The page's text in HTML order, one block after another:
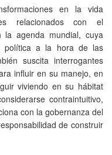
en la vida
relacionados con el
la agenda mundial, cuya
política a la hora de las
suscita interrogantes
influir en su manejo, en
viviendo en su hábitat
contraintuitivo,
con la gobernanza del
de construir